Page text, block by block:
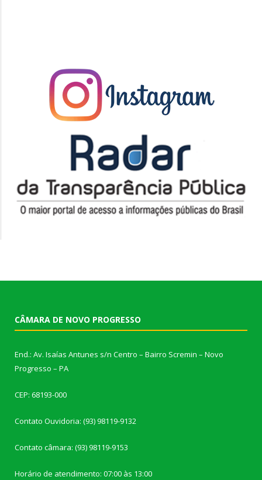
CÂMARA DE NOVO PROGRESSO
End.: Av. Isaías Antunes s/n Centro – Bairro Scremin – Novo
Progresso – PA
CEP: 68193-000
Contato Ouvidoria: (93) 98119-9132
Contato câmara: (93) 98119-9153
Horário de atendimento: 07:00 às 13:00